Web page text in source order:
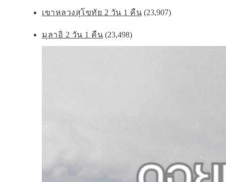
เขาหลวงสุโขทัย 2 วัน 1 คืน (23,907)
มุลาอิ 2 วัน 1 คืน (23,498)